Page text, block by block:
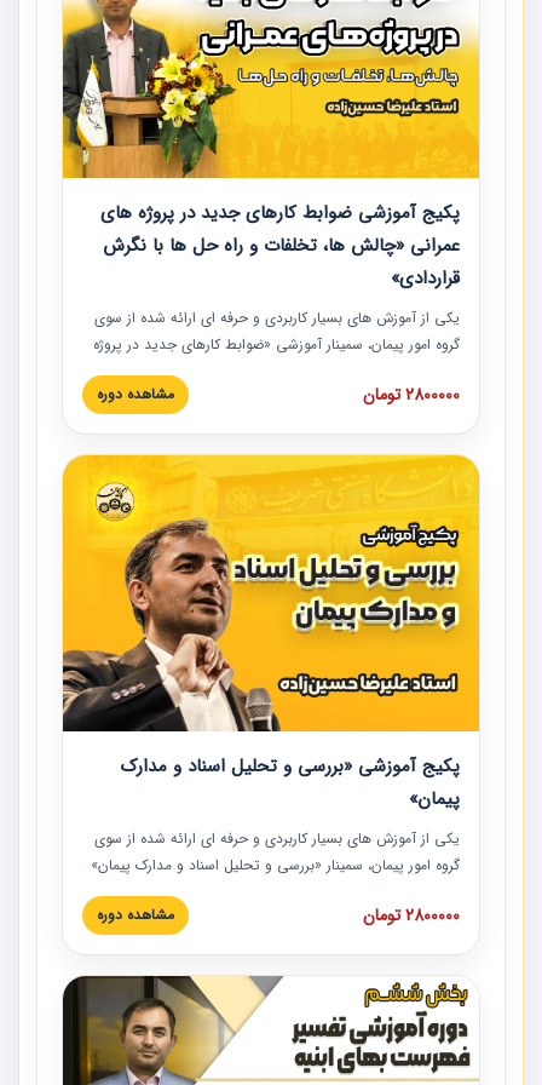
پکیج آموزشی ضوابط کارهای جدید در پروژه های
عمرانی «چالش ها، تخلفات و راه حل ها با نگرش
قراردادی»
یکی از آموزش‏‏‏‏‏‏ های بسیار کاربردی و حرفه‏ ای ارائه شده از سوی
گروه امور پیمان، سمینار آموزشی «ضوابط کارهای جدید در پروژه
های عمرانی» چالش ها، تخلفات و راه حل ها با نگرش قراردادی
است که در محل سندیکای شرکت های ساختمانی کشور ارائه شد.
مدارک پیمان به همراه تجربیات عملی ارائه شده است.
2800000 تومان مشاهده دوره
پکیج آموزشی «بررسی و تحلیل اسناد و مدارک
پیمان»
یکی از آموزش‏‏‏‏‏‏ های بسیار کاربردی و حرفه‏ ای ارائه شده از سوی
گروه امور پیمان، سمینار «بررسی و تحلیل اسناد و مدارک پیمان»
است که در دانشگاه صنعتی شریف ارائه شد. در این آموزش
نکات کلیدی مربوط به اسناد و مدارک پیمان، اولویت بندی اسناد
پیمان به همراه تجربیات عملی در این خصوص ارائه شده است.
2800000 تومان مشاهده دوره